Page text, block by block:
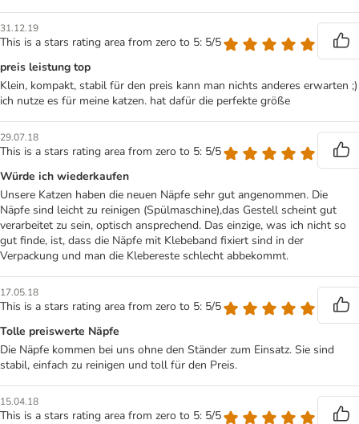
31.12.19
This is a stars rating area from zero to 5: 5/5
preis leistung top
Klein, kompakt, stabil für den preis kann man nichts anderes erwarten ;)
ich nutze es für meine katzen. hat dafür die perfekte größe
29.07.18
This is a stars rating area from zero to 5: 5/5
Würde ich wiederkaufen
Unsere Katzen haben die neuen Näpfe sehr gut angenommen. Die
Näpfe sind leicht zu reinigen (Spülmaschine),das Gestell scheint gut
verarbeitet zu sein, optisch ansprechend. Das einzige, was ich nicht so
gut finde, ist, dass die Näpfe mit Klebeband fixiert sind in der
Verpackung und man die Klebereste schlecht abbekommt.
17.05.18
This is a stars rating area from zero to 5: 5/5
Tolle preiswerte Näpfe
Die Näpfe kommen bei uns ohne den Ständer zum Einsatz. Sie sind
stabil, einfach zu reinigen und toll für den Preis.
15.04.18
This is a stars rating area from zero to 5: 5/5